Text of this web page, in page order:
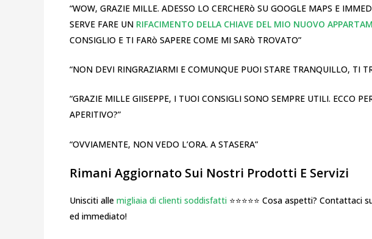
“WOW, GRAZIE MILLE. ADESSO LO CERCHERò SU GOOGLE MAPS E
SERVE FARE UN RIFACIMENTO DELLA CHIAVE DEL MIO NUOVO
CONSIGLIO E TI FARò SAPERE COME MI SARò TROVATO”
“NON DEVI RINGRAZIARMI E COMUNQUE PUOI STARE TRANQUILLO, TI
“GRAZIE MILLE GIISEPPE, I TUOI CONSIGLI SONO SEMPRE UTILI. ECCO
APERITIVO?”
“OVVIAMENTE, NON VEDO L’ORA. A STASERA”
Rimani Aggiornato Sui Nostri Prodotti E Servizi
Unisciti alle migliaia di clienti soddisfatti ⭐⭐⭐⭐⭐ Cosa aspetti? Contattaci
ed immediato!